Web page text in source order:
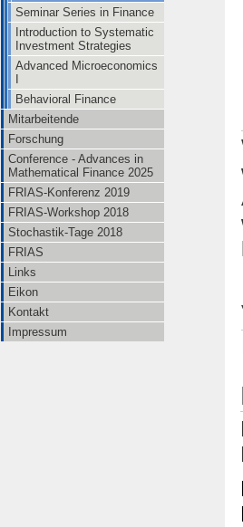
Seminar Series in Finance
Introduction to Systematic
Investment Strategies
Advanced Microeconomics
Behavioral Finance
Mitarbeitende
Forschung
Conference - Advances in
Mathematical Finance 2025
FRIAS-Konferenz 2019
FRIAS-Workshop 2018
Stochastik-Tage 2018
FRIAS
Links
Eikon
Kontakt
Impressum